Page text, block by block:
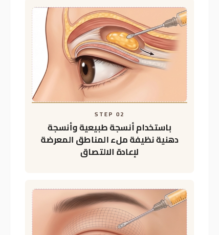
STEP 01
بشكل نظيفتسليخ الالتصاقات
STEP 02
باستخدام أنسجة طبيعية وأنسجة
دهنية نظيفةملء المناطق المعرضة
لإعادة الالتصاق